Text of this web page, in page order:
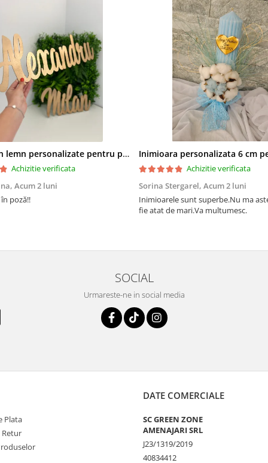
Nume din lemn personalizate pentru panouri foto și baloane - Pret 1 NUME
Achizitie verificata
Acum 2 luni
poză!!
Achizitie verificata
Sorina Stergarel, Acum 2 luni
Inimioarele sunt superbe.Nu ma
fie atat de mari.Va multumesc.
SOCIAL
Urmareste-ne in social media
Plata
Retur
DATE COMERCIALE
SC GREEN ZONE
AMENAJARI SRL
J23/1319/2019
40834412